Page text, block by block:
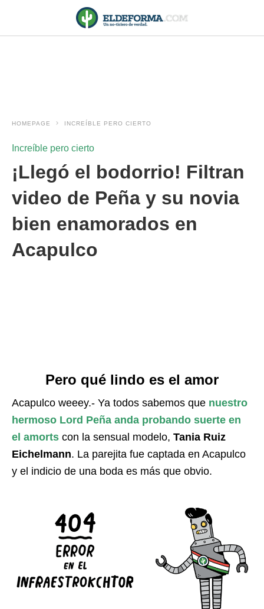
HOMEPAGE INCREÍBLE PERO CIERTO
Increíble pero cierto
¡Llegó el bodorrio! Filtran
video de Peña y su novia
bien enamorados en
Acapulco
Pero qué lindo es el amor
Acapulco weeey.- Ya todos sabemos que nuestro
hermoso Lord Peña anda probando suerte en
el amorts con la sensual modelo, Tania Ruiz
Eichelmann. La parejita fue captada en Acapulco
y el indicio de una boda es más que obvio.